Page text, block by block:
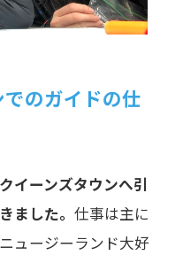
のガイドの仕
イーンズタウンへ引
ました。 仕事は主に
ュージーランド大好